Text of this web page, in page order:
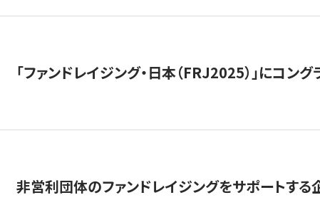
「ファンドレイジング・日本（FRJ2025）」にコン
非営利団体のファンドレイジングをサポートする